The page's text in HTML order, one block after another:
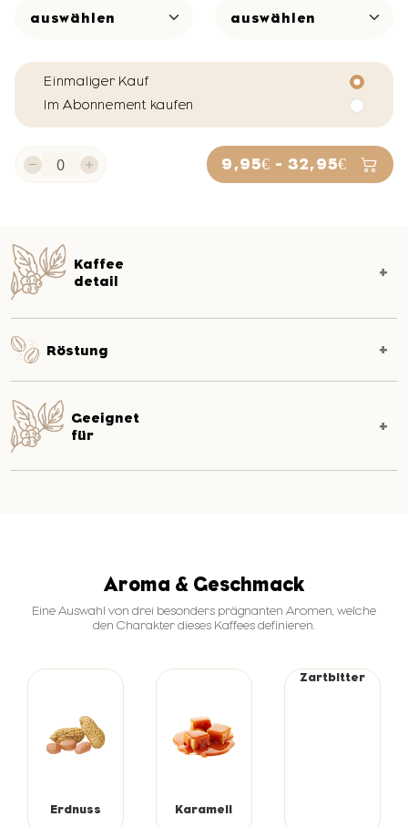
Kaffee
detail
Röstung
Geeignet
für
Einmaliger Kauf
Im Abonnement kaufen
9,95€ - 32,95€
Aroma & Geschmack
Eine Auswahl von drei besonders prägnanten Aromen, welche
den Charakter dieses Kaffees definieren.
Erdnuss Karamell
Zartbitter